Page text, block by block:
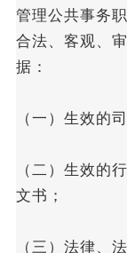
管理公共事务
合法、客观、
据：
（一）生效的
（二）生效的
文书；
（三）法律、